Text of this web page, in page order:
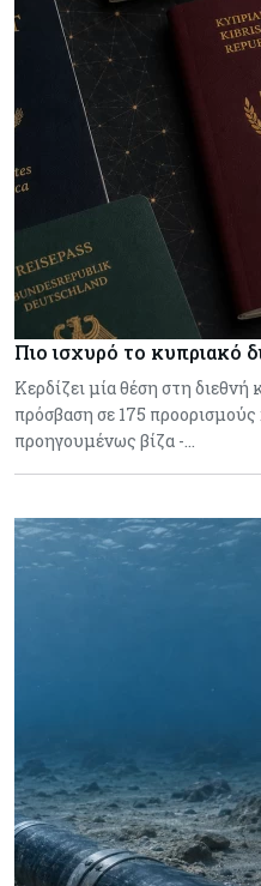
Πιο ισχυρό το κυπριακό
Κερδίζει μία θέση στη διεθνή
πρόσβαση σε 175 προορισμούς
προηγουμένως βίζα -…